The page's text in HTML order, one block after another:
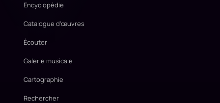
Encyclopédie
Catalogue d'œuvres
Écouter
Galerie musicale
Cartographie
Rechercher